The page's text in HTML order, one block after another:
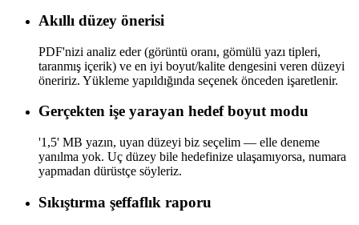
Akıllı düzey önerisi
PDF'nizi analiz eder (görüntü oranı, gömülü yazı tipleri,
taranmış içerik) ve en iyi boyut/kalite dengesini veren düzeyi
öneririz. Yükleme yapıldığında seçenek önceden işaretlenir.
Gerçekten işe yarayan hedef boyut modu
'1,5' MB yazın, uyan düzeyi biz seçelim — elle deneme
yanılma yok. Uç düzey bile hedefinize ulaşamıyorsa, numara
yapmadan dürüstçe söyleriz.
Sıkıştırma şeffaflık raporu